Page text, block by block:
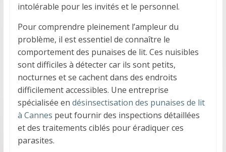
intolérable pour les invités et le personnel.
Pour comprendre pleinement l’ampleur du
problème, il est essentiel de connaître le
comportement des punaises de lit. Ces nuisibles
sont difficiles à détecter car ils sont petits,
nocturnes et se cachent dans des endroits
difficilement accessibles. Une entreprise
spécialisée en désinsectisation des punaises de lit
à Cannes peut fournir des inspections détaillées
et des traitements ciblés pour éradiquer ces
parasites.